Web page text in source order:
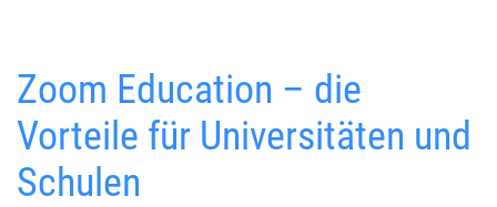
Zoom Education – die
Vorteile für Universitäten und
Schulen